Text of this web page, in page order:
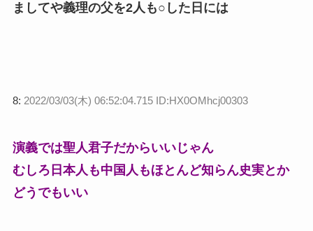
ましてや義理の父を2人も○した日には
8: 2022/03/03(木) 06:52:04.715 ID:HX0OMhcj00303
演義では聖人君子だからいいじゃん
むしろ日本人も中国人もほとんど知らん史実とか
どうでもいい